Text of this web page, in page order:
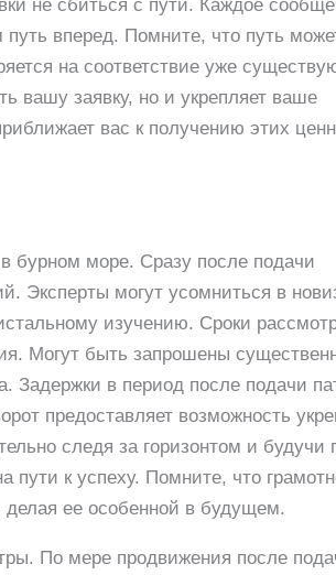
не сбиться с пути. Каждое
вперед. Помните, что путь
на соответствие уже
вашу заявку, но и укрепляет ваше
вас к получению этих
бурном море. Сразу после подачи
Эксперты могут усомниться в
изучению. Сроки
Могут быть запрошены
Задержки в период после подачи
предоставляет возможность
следя за горизонтом и будучи
пути к успеху. Помните, что
делая ее особенной в будущем.
По мере продвижения после